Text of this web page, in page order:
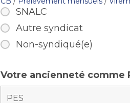
SNALC
Autre syndicat
Non-syndiqué(e)
Votre ancienneté comme